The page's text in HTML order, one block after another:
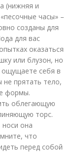
(нижняя и
часы» –
созданы для
для вас
оказаться
или блузон, но
ощущаете себя в
прятать тело,
формы.
облегающую
торс.
она
что
перед собой